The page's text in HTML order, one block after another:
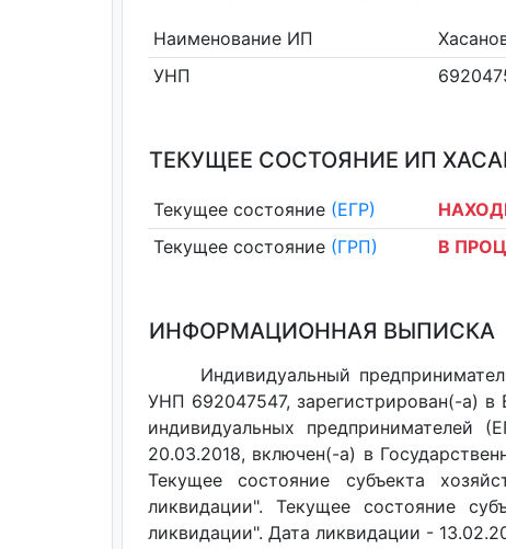
Наименование ИП
УНП
ТЕКУЩЕЕ СОСТОЯНИЕ ИП
Текущее состояние (ЕГР)
Текущее состояние (ГРП) В
ИНФОРМАЦИОННАЯ ВЫПИСКА
Индивидуальный
УНП 692047547, зарегистрирован(-а)
индивидуальных предпринимателей
20.03.2018, включен(-a) в
Текущее состояние субъекта
ликвидации". Текущее состояние
ликвидации". Дата ликвидации -